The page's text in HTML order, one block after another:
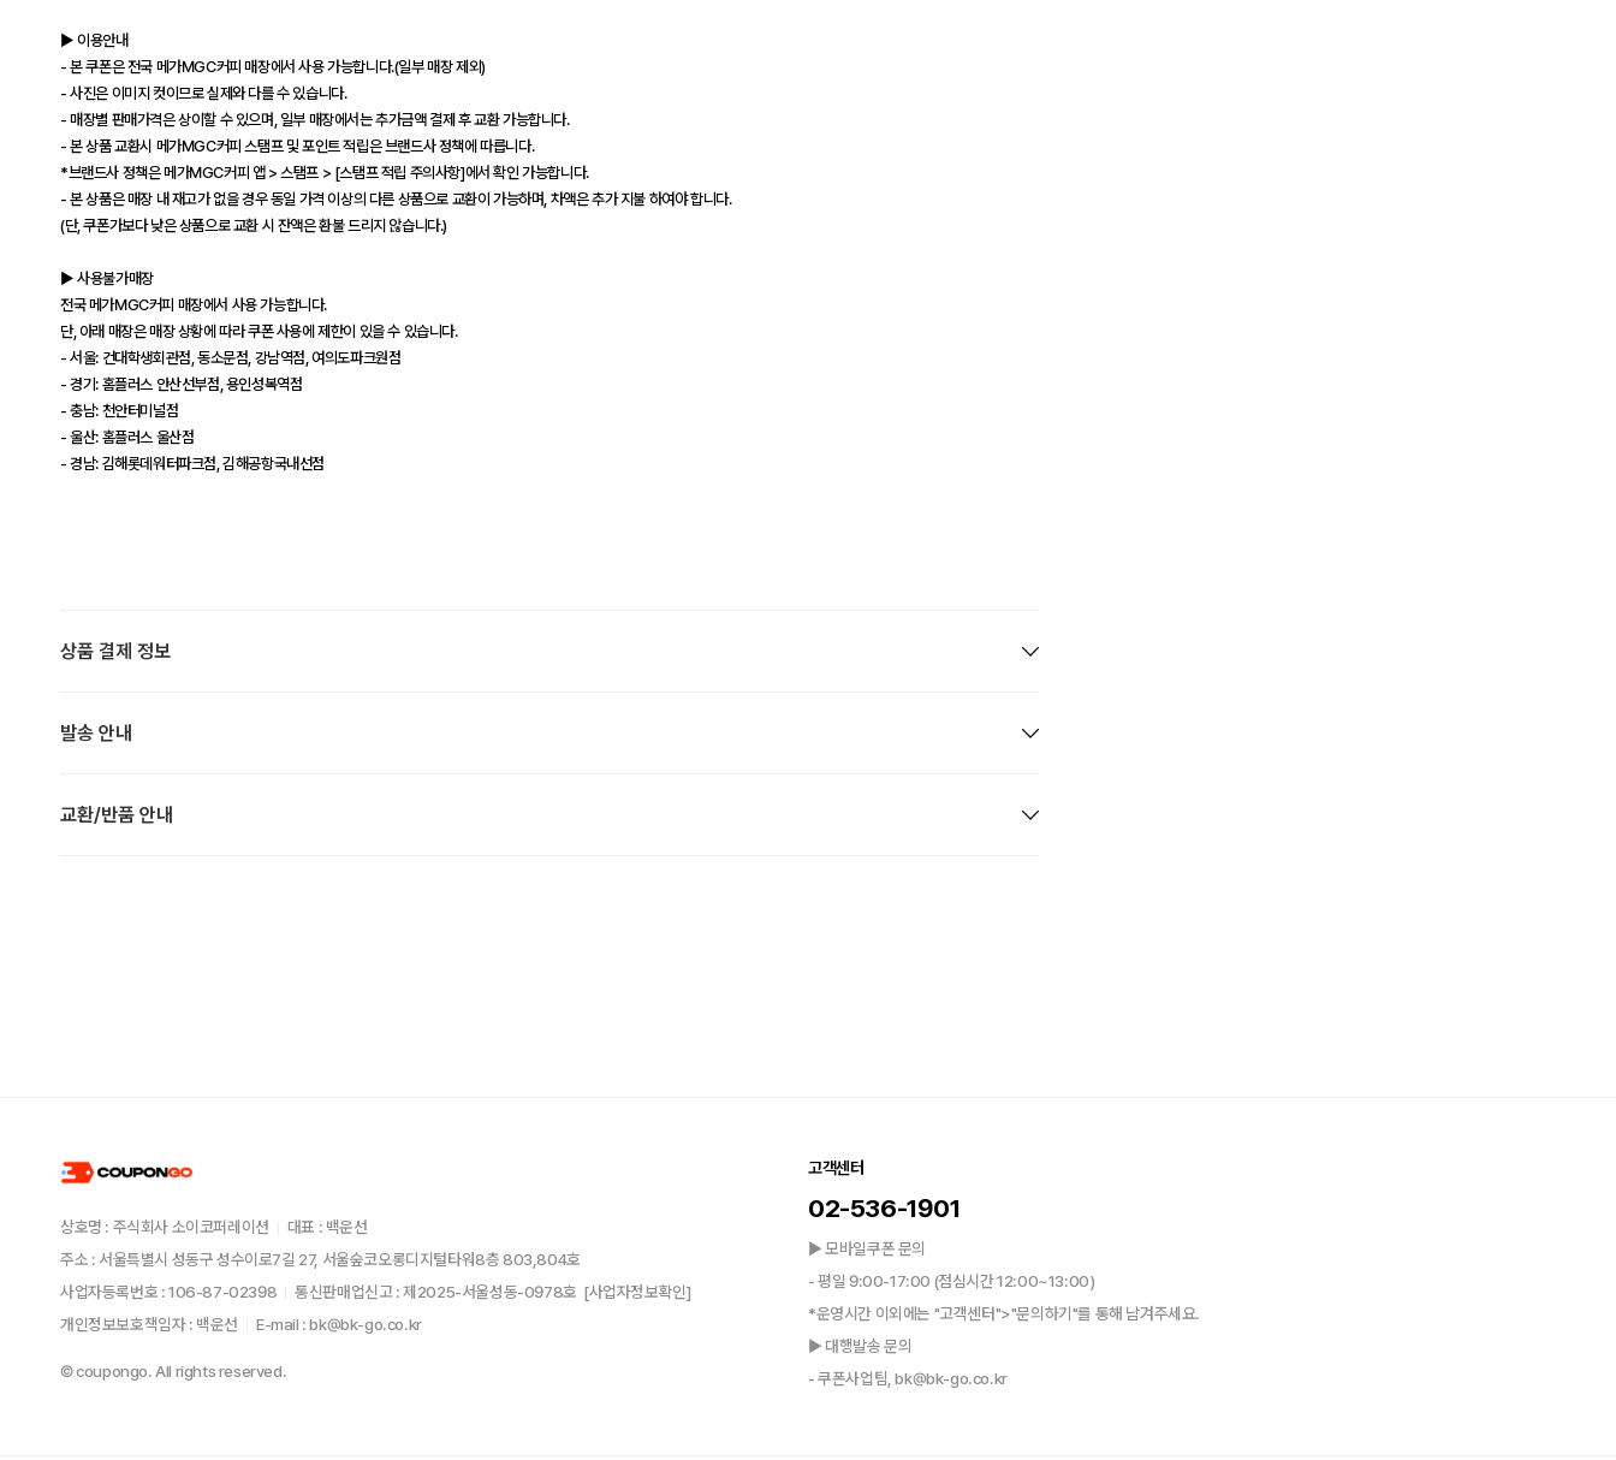
▶ 이용안내
- 본 쿠폰은 전국 메가MGC커피 매장에서 사용 가능합니다.(일부 매장 제외)
- 사진은 이미지 컷이므로 실제와 다를 수 있습니다.
- 매장별 판매가격은 상이할 수 있으며, 일부 매장에서는 추가금액 결제 후 교환 가능합니다.
- 본 상품 교환시 메가MGC커피 스탬프 및 포인트 적립은 브랜드사 정책에 따릅니다.
*브랜드사 정책은 메가MGC커피 앱 > 스탬프 > [스탬프 적립 주의사항]에서 확인 가능합니다.
- 본 상품은 매장 내 재고가 없을 경우 동일 가격 이상의 다른 상품으로 교환이 가능하며, 차액은 추가 지불 하여야 합니다.
(단, 쿠폰가보다 낮은 상품으로 교환 시 잔액은 환불 드리지 않습니다.)
▶ 사용불가매장
전국 메가MGC커피 매장에서 사용 가능합니다.
단, 아래 매장은 매장 상황에 따라 쿠폰 사용에 제한이 있을 수 있습니다.
- 서울: 건대학생회관점, 동소문점, 강남역점, 여의도파크원점
- 경기: 홈플러스 안산선부점, 용인성복역점
- 충남: 천안터미널점
- 울산: 홈플러스 울산점
- 경남: 김해롯데워터파크점, 김해공항국내선점
상품 결제 정보
발송 안내
교환/반품 안내
상호명 : 주식회사 소이코퍼레이션
대표 : 백운선
주소 : 서울특별시 성동구 성수이로7길 27, 서울숲코오롱디지털타워8층 803,804호
사업자등록번호 : 106-87-02398
통신판매업신고 : 제2025-서울성동-0978호 [사업자정보확인]
개인정보보호책임자 : 백운선
E-mail : bk@bk-go.co.kr
© coupongo. All rights reserved.
고객센터
02-536-1901
▶ 모바일쿠폰 문의
- 평일 9:00-17:00 (점심시간 12:00~13:00)
*운영시간 이외에는 "고객센터">"문의하기"를 통해 남겨주세요.
▶ 대행발송 문의
- 쿠폰사업팀, bk@bk-go.co.kr